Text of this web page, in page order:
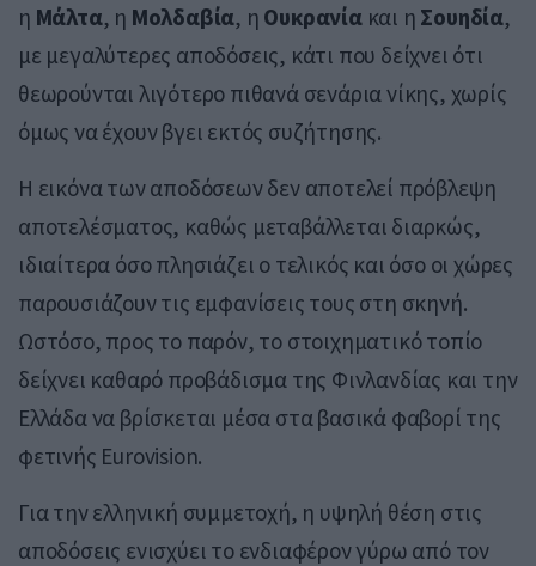
η Μάλτα, η Μολδαβία, η Ουκρανίακαι η Σουηδία,
με μεγαλύτερες αποδόσεις, κάτι που δείχνει ότι
θεωρούνται λιγότερο πιθανά σενάρια νίκης, χωρίς
όμως να έχουν βγει εκτός συζήτησης.
Η εικόνα των αποδόσεων δεν αποτελεί πρόβλεψη
αποτελέσματος, καθώς μεταβάλλεται διαρκώς,
ιδιαίτερα όσο πλησιάζει ο τελικός και όσο οι χώρες
παρουσιάζουν τις εμφανίσεις τους στη σκηνή.
Ωστόσο, προς το παρόν, το στοιχηματικό τοπίο
δείχνει καθαρό προβάδισμα της Φινλανδίας και την
Ελλάδα να βρίσκεται μέσα στα βασικά φαβορί της
φετινής Eurovision.
Για την ελληνική συμμετοχή, η υψηλή θέση στις
αποδόσεις ενισχύει το ενδιαφέρον γύρω από τον